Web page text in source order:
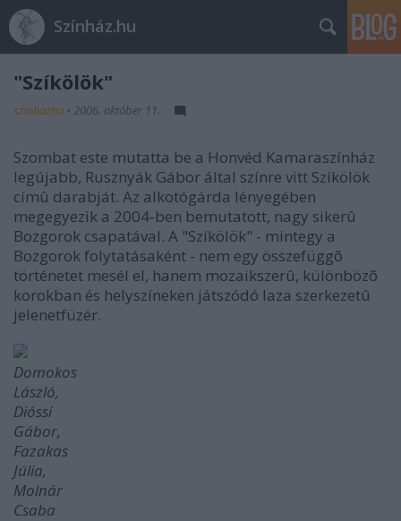
Színház.hu
"Szíkölök"
szinhazhu • 2006. október 11.
Szombat este mutatta be a Honvéd Kamaraszínház
legújabb, Rusznyák Gábor által színre vitt Szíkölök
címû darabját. Az alkotógárda lényegében
megegyezik a 2004-ben bemutatott, nagy sikerû
Bozgorok csapatával. A "Szíkölök" - mintegy a
Bozgorok folytatásaként - nem egy összefüggõ
történetet mesél el, hanem mozaikszerû, különbözõ
korokban és helyszíneken játszódó laza szerkezetû
jelenetfüzér.
Domokos
László,
Dióssi
Gábor,
Fazakas
Júlia,
Molnár
Csaba